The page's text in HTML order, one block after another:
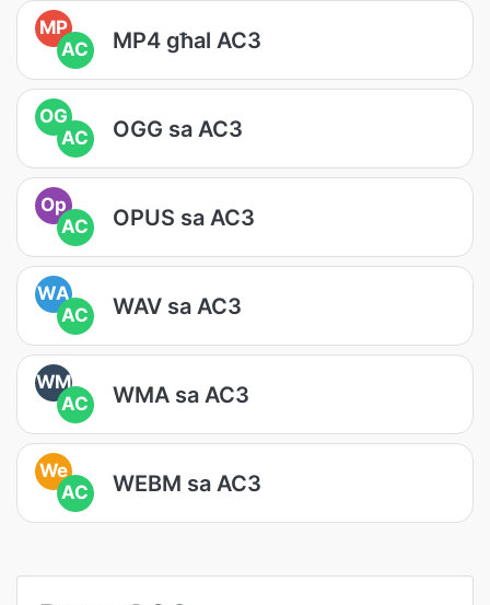
MP
AC
MP4 għal AC3
OG
AC
OGG sa AC3
Op
AC
OPUS sa AC3
WA
AC
WAV sa AC3
WM
AC
WMA sa AC3
We
AC
WEBM sa AC3